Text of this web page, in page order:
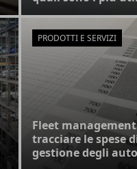
PRODOTTI E SERVIZI
Fleet
tracciare le spese
gestione degli